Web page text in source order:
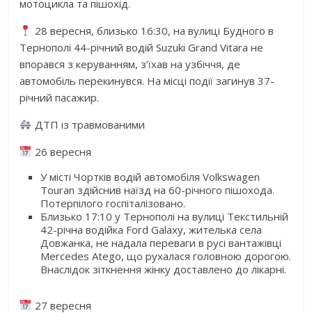
мотоцикла та пішохід.
28 вересня, близько 16:30, на вулиці Будного в
Тернополі 44-річний водій Suzuki Grand Vitara не
впорався з керуванням, з’їхав на узбіччя, де
автомобіль перекинувся. На місці події загинув 37-
річний пасажир.
ДТП із травмованими
26 вересня
У місті Чортків водій автомобіля Volkswagen
Touran здійснив наїзд на 60-річного пішохода.
Потерпілого госпіталізовано.
Близько 17:10 у Тернополі на вулиці Текстильній
42-річна водійка Ford Galaxy, жителька села
Довжанка, не надала переваги в русі вантажівці
Mercedes Atego, що рухалася головною дорогою.
Внаслідок зіткнення жінку доставлено до лікарні.
27 вересня